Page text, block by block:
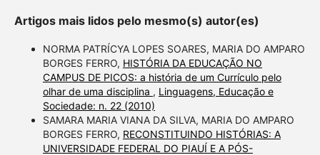
Artigos mais lidos pelo mesmo(s) autor(es)
NORMA PATRÍCYA LOPES SOARES, MARIA DO AMPARO
BORGES FERRO, HISTÓRIA DA EDUCAÇÃO NO
CAMPUS DE PICOS: a história de um Currículo pelo
olhar de uma disciplina , Linguagens, Educação e
Sociedade: n. 22 (2010)
SAMARA MARIA VIANA DA SILVA, MARIA DO AMPARO
BORGES FERRO, RECONSTITUINDO HISTÓRIAS: A
UNIVERSIDADE FEDERAL DO PIAUÍ E A PÓS-